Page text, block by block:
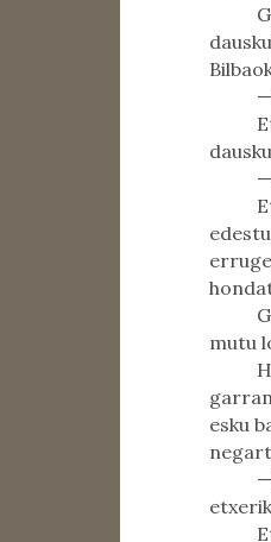
mutu
esku